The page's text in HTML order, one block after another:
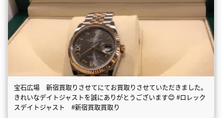
宝石広場 新宿買取りさせてにてお買取りさせていただきました。
きれいなデイトジャストを誠にありがとうございます😊 #ロレック
スデイトジャスト #新宿買取買取り